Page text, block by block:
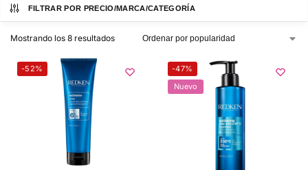
FILTRAR POR PRECIO/MARCA/CATEGORÍA
Mostrando los 8 resultados
-52%
-47%
Nuevo